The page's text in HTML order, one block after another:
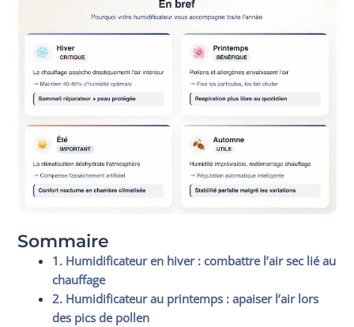
Sommaire
1. Humidificateur en hiver : combattre l’air sec lié au
chauffage
2. Humidificateur au printemps : apaiser l’air lors
des pics de pollen